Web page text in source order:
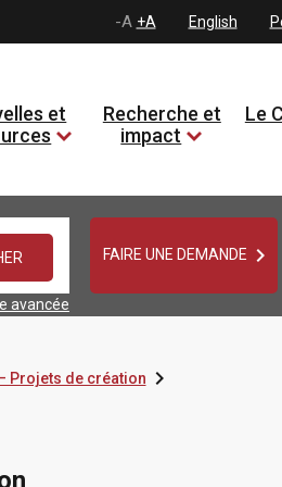
-A +A English
et
Recherche et
impact
Le
avancée
FAIRE UNE DEMANDE 
Projets de création